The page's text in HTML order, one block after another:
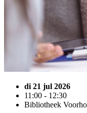
di 21 jul 2026
11:00 - 12:30
Bibliotheek